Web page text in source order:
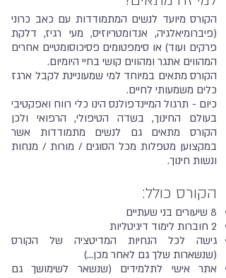
הקורס מיועד לנשים המתמודדות עם כאב כרוני
(פיברומיאלגיה, אנדומטריוזיס, מעי רגיז, דלקת
פרקים ועוד) או סימפטומים פסיכוסומטיים אחרים
המהווים אתגר ומהווים קושי בחיי היומיום.
הקורס מתאים במיוחד למי שמעוניינת לקבל ארגז
כלים משמעותי לחיים.
כיום - תרגול המיינדפולנס הינו כלי רווח ואפקטיבי
בעולם החינוך, בשדה הטיפולי, הרפואי ולכן
הקורס מתאים גם לנשים מתמודדות אשר
במקצוען מטפלות מכל הסוגים / מורות / מנחות
ונשות חינוך.
הקורס כולל:
8 שיעורים בני שעתיים
2 חוברות לימוד דיגיטליות
גישה לכל הנחיות המדיטציה של הקורס
(שנשארות שלך גם לאחר מכן...)
אתר אישי לתלמידים (שנשאר לשימושך גם